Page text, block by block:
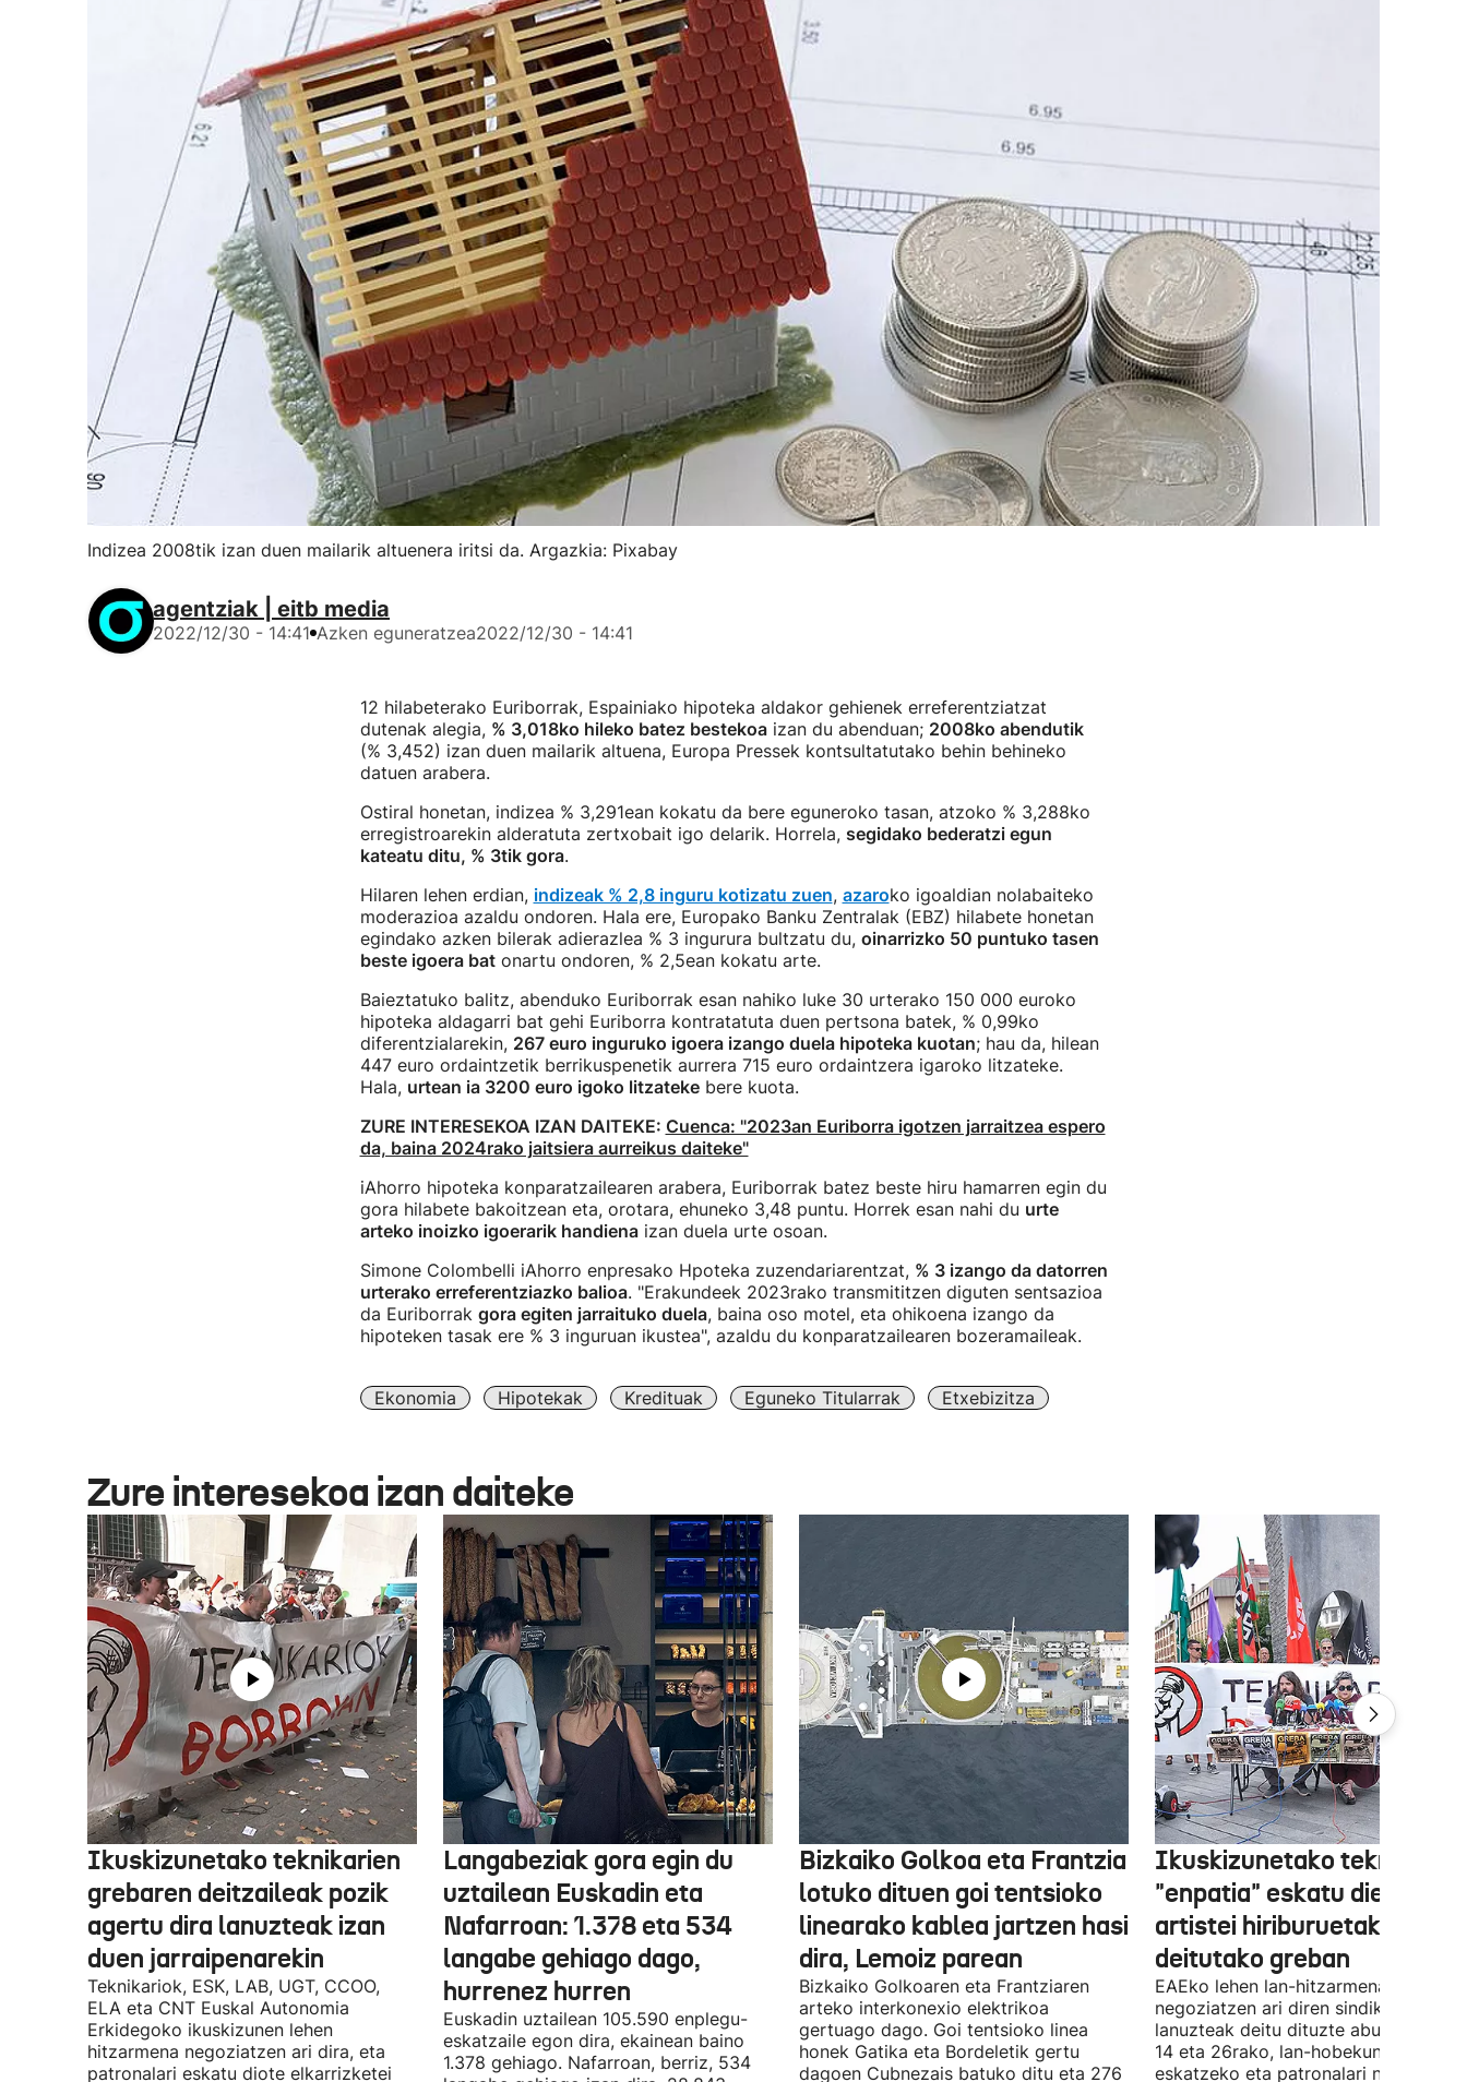
Indizea 2008tik izan duen mailarik altuenera iritsi da. Argazkia: Pixabay
agentziak | eitb media
2022/12/30 - 14:41 Azken eguneratzea2022/12/30 - 14:41
12 hilabeterako Euriborrak, Espainiako hipoteka aldakor gehienek erreferentziatzat
dutenak alegia, % 3,018ko hileko batez bestekoaizan du abenduan; 2008ko abendutik
(% 3,452) izan duen mailarik altuena, Europa Pressek kontsultatutako behin behineko
datuen arabera.
Ostiral honetan, indizea % 3,291ean kokatu da bere eguneroko tasan, atzoko % 3,288ko
erregistroarekin alderatuta zertxobait igo delarik. Horrela, segidako bederatzi egun
kateatu ditu, % 3tik gora.
Hilaren lehen erdian, indizeak % 2,8 inguru kotizatu zuen, azaroko igoaldian nolabaiteko
moderazioa azaldu ondoren. Hala ere, Europako Banku Zentralak (EBZ) hilabete honetan
egindako azken bilerak adierazlea % 3 ingurura bultzatu du, oinarrizko 50 puntuko tasen
beste igoera batonartu ondoren, % 2,5ean kokatu arte.
Baieztatuko balitz, abenduko Euriborrak esan nahiko luke 30 urterako 150 000 euroko
hipoteka aldagarri bat gehi Euriborra kontratatuta duen pertsona batek, % 0,99ko
diferentzialarekin, 267 euro inguruko igoera izango duela hipoteka kuotan; hau da, hilean
447 euro ordaintzetik berrikuspenetik aurrera 715 euro ordaintzera igaroko litzateke.
Hala, urtean ia 3200 euro igoko litzatekebere kuota.
ZURE INTERESEKOA IZAN DAITEKE: Cuenca: "2023an Euriborra igotzen jarraitzea espero
da, baina 2024rako jaitsiera aurreikus daiteke"
iAhorro hipoteka konparatzailearen arabera, Euriborrak batez beste hiru hamarren egin du
gora hilabete bakoitzean eta, orotara, ehuneko 3,48 puntu. Horrek esan nahi du urte
arteko inoizko igoerarik handienaizan duela urte osoan.
Simone Colombelli iAhorro enpresako Hpoteka zuzendariarentzat, % 3 izango da datorren
urterako erreferentziazko balioa. "Erakundeek 2023rako transmititzen diguten sentsazioa
da Euriborrak gora egiten jarraituko duela, baina oso motel, eta ohikoena izango da
hipoteken tasak ere % 3 inguruan ikustea", azaldu du konparatzailearen bozeramaileak.
Ekonomia Hipotekak Kredituak Eguneko Titularrak Etxebizitza
Zure interesekoa izan daiteke
Ikuskizunetako teknikarien
grebaren deitzaileak pozik
agertu dira lanuzteak izan
duen jarraipenarekin
Teknikariok, ESK, LAB, UGT, CCOO,
ELA eta CNT Euskal Autonomia
Erkidegoko ikuskizunen lehen
hitzarmena negoziatzen ari dira, eta
patronalari eskatu diote elkarrizketei
Langabeziak gora egin du
uztailean Euskadin eta
Nafarroan: 1.378 eta 534
langabe gehiago dago,
hurrenez hurren
Euskadin uztailean 105.590 enplegu-
eskatzaile egon dira, ekainean baino
1.378 gehiago. Nafarroan, berriz, 534
Bizkaiko Golkoa eta Frantzia
lotuko dituen goi tentsioko
linearako kablea jartzen hasi
dira, Lemoiz parean
Bizkaiko Golkoaren eta Frantziaren
arteko interkonexio elektrikoa
gertuago dago. Goi tentsioko linea
honek Gatika eta Bordeletik gertu
dagoen Cubnezais batuko ditu eta 276
Ikuskizunetako teknikariek
"enpatia" eskatu diete
artistei hiriburuetako
deitutako greban
EAEko lehen lan-hitzarmena
negoziatzen ari diren sindikatuek
lanuzteak deitu dituzte abuztuaren 5,
14 eta 26rako, lan-hobekuntzak
eskatzeko eta patronalari